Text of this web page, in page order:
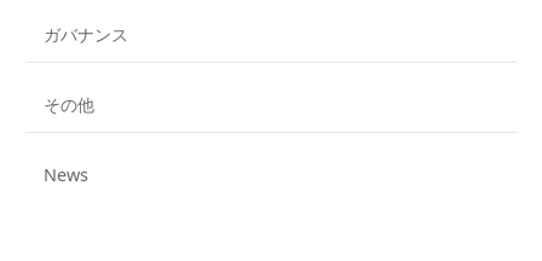
ガバナンス
その他
News